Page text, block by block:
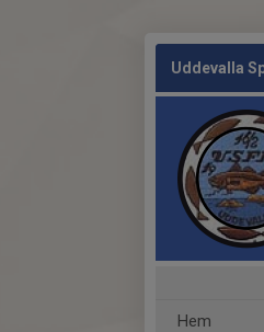
Uddevalla
Hem